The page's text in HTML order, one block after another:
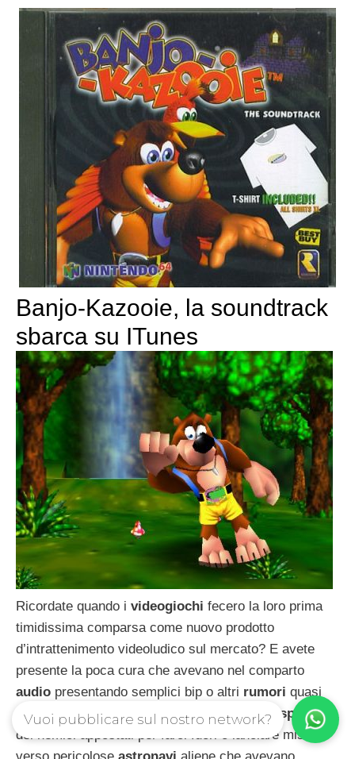
Banjo-Kazooie, la soundtrack
sbarca su ITunes
Ricordate quando i videogiochi fecero la loro prima
timidissima comparsa come nuovo prodotto
d’intrattenimento videoludico sul mercato? E avete
presente la poca cura che avevano nel comparto
audio presentando semplici bip o altri rumori quasi
molesti per ricreare le varie situazioni come
sparare
a
dei nemici appostati per farci fuori o lanciare missili
Vuoi pubblicare sul nostro network?